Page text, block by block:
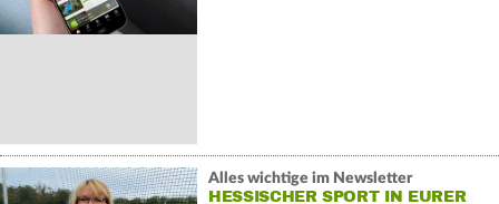
Alles wichtige im Newsletter
HESSISCHER SPORT IN EURER